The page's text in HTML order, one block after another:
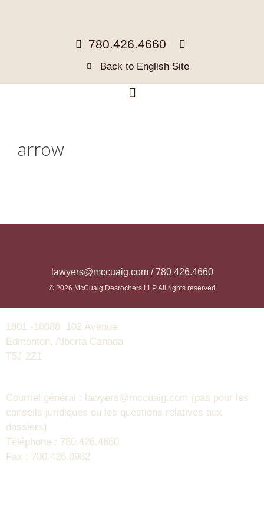
780.426.4660
Back to English Site
arrow
lawyers@mccuaig.com / 780.426.4660
© 2026 McCuaig Desrochers LLP All rights reserved
1801 -10088 102 Avenue
Edmonton, Alberta Canada
T5J 2Z1
Courriel général : lawyers@mccuaig.com (pas pour les
conseils juridiques ou les questions relatives aux
dossiers)
Téléphone : 780.426.4660
Fax : 780.426.0982